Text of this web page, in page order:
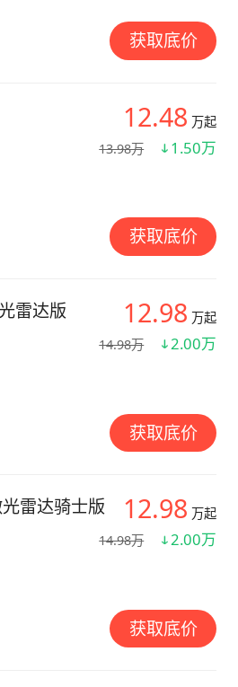
获取底价
12.48 万起
13.98万
1.50万
获取底价
12.98 万起
14.98万
2.00万
雷达版
获取底价
12.98 万起
14.98万
2.00万
雷达骑士版
获取底价